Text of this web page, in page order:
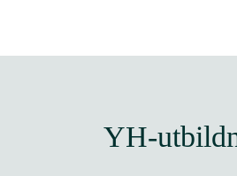
YH-